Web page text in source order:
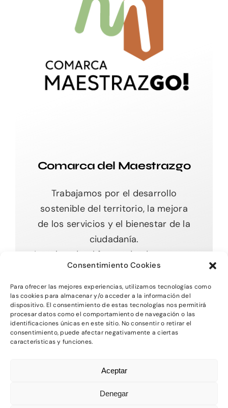
Consentimiento Cookies
Para ofrecer las mejores experiencias, utilizamos tecnologías como
las cookies para almacenar y/o acceder a la información del
dispositivo. El consentimiento de estas tecnologías nos permitirá
procesar datos como el comportamiento de navegación o las
identificaciones únicas en este sitio. No consentir o retirar el
consentimiento, puede afectar negativamente a ciertas
características y funciones.
Aceptar
Denegar
Comarca del Maestrazgo
Trabajamos por el desarrollo
sostenible del territorio, la mejora
de los servicios y el bienestar de la
ciudadanía.
Impulsando el futuro desde nuestras
raíces.
Toggle
Navigation
Inicio
Aviso Legal-Política de Privacidad